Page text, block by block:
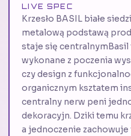
LIVE SPEC
Krzesło BASIL białe
metalową podstawą
staje się
wykonane z poczenia
czy design z
organicznym ksztatem
centralny nerw peni
dekoracyjn. Dziki temu
a jednoczenie